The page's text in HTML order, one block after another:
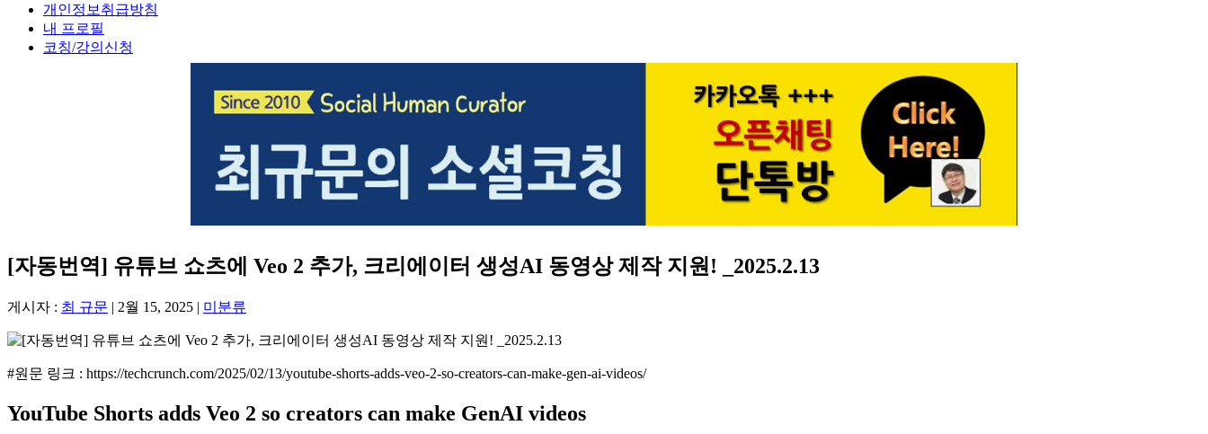
개인정보취급방침
내 프로필
코칭/강의신청
[자동번역] 유튜브 쇼츠에 Veo 2 추가, 크리에이터 생성AI 동영상 제작 지원! _2025.2.13
게시자 : 최 규문 | 2월 15, 2025 | 미분류
#원문 링크 : https://techcrunch.com/2025/02/13/youtube-shorts-adds-veo-2-so-creators-can-make-gen-ai-videos/
YouTube Shorts adds Veo 2 so creators can make GenAI videos